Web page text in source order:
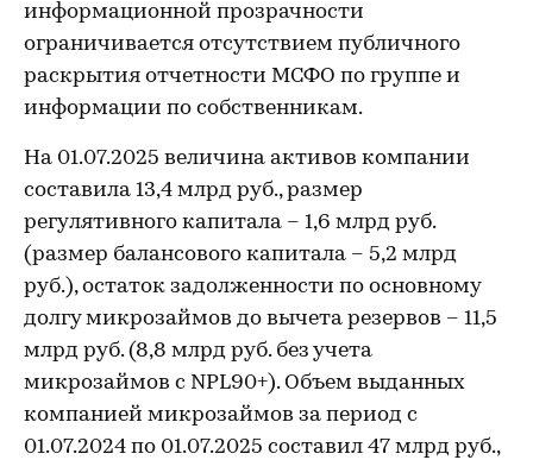
информационной прозрачности
ограничивается отсутствием публичного
раскрытия отчетности МСФО по группе и
информации по собственникам.
На 01.07.2025 величина активов компании
составила 13,4 млрд руб., размер
регулятивного капитала – 1,6 млрд руб.
(размер балансового капитала – 5,2 млрд
руб.), остаток задолженности по основному
долгу микрозаймов до вычета резервов – 11,5
млрд руб. (8,8 млрд руб. без учета
микрозаймов с NPL90+). Объем выданных
компанией микрозаймов за период с
01.07.2024 по 01.07.2025 составил 47 млрд руб.,